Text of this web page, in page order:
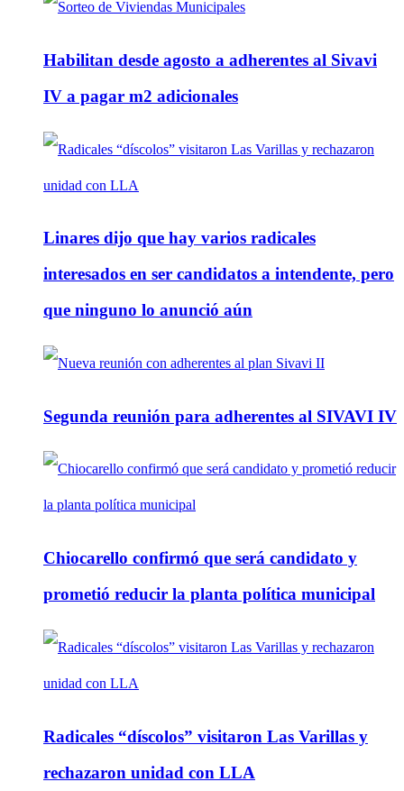
Habilitan desde agosto a adherentes al Sivavi
IV a pagar m2 adicionales
Linares dijo que hay varios radicales
interesados en ser candidatos a intendente, pero
que ninguno lo anunció aún
Segunda reunión para adherentes al SIVAVI IV
Chiocarello confirmó que será candidato y
prometió reducir la planta política municipal
Radicales “díscolos” visitaron Las Varillas y
rechazaron unidad con LLA